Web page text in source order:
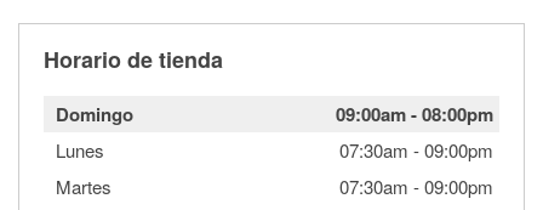
Horario de tienda
Domingo 09:00am-08:00pm
Lunes 07:30am -09:00pm
Martes
07:30am -09:00pm